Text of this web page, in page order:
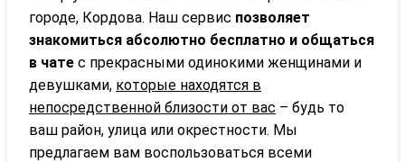
городе, Кордова. Наш сервис позволяет
знакомиться абсолютно бесплатно и общаться
в чате с прекрасными одинокими женщинами и
девушками, которые находятся в
непосредственной близости от вас – будь то
ваш район, улица или окрестности. Мы
предлагаем вам воспользоваться всеми